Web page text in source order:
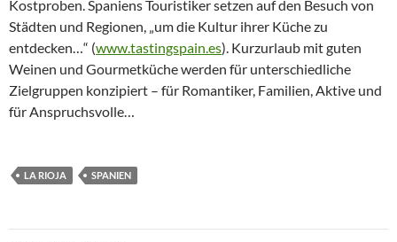
Kostproben. Spaniens Touristiker setzen auf den Besuch von
Städten und Regionen, „um die Kultur ihrer Küche zu
entdecken…“ (www.tastingspain.es). Kurzurlaub mit guten
Weinen und Gourmetküche werden für unterschiedliche
Zielgruppen konzipiert – für Romantiker, Familien, Aktive und
für Anspruchsvolle…
LA RIOJA SPANIEN